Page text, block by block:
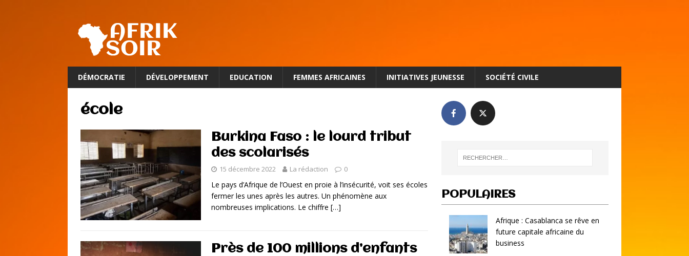
DÉMOCRATIE DÉVELOPPEMENT EDUCATION FEMMES AFRICAINES INITIATIVES JEUNESSE SOCIÉTÉ CIVILE
école
Burkina Faso : le lourd tribut
des scolarisés
15 décembre 2022 La rédaction 0
Le pays d’Afrique de l’Ouest en proie à l’insécurité, voit ses écoles
fermer les unes après les autres. Un phénomène aux
nombreuses implications. Le chiffre […]
Près de 100 millions d’enfants
POPULAIRES
Afrique : Casablanca se rêve en
future capitale africaine du
business